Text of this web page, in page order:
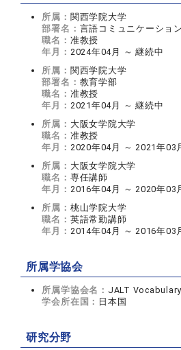
所属： 関西学院大学
部署名： 言語コミュニケーショ
職名： 准教授
年月： 2024年04月 ～ 継続中
所属： 関西学院大学
部署名： 教育学部
職名： 准教授
年月： 2021年04月 ～ 継続中
所属： 大阪女学院大学
職名： 准教授
年月： 2020年04月 ～ 2021年03
所属： 大阪女学院大学
職名： 専任講師
年月： 2016年04月 ～ 2020年03
所属： 桃山学院大学
職名： 英語常勤講師
年月： 2014年04月 ～ 2016年03
所属学協会
所属学協会名： JALT Vocabulary
学会所在国： 日本国
研究分野